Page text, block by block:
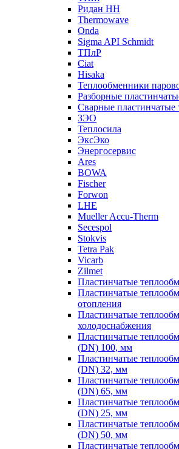
Ридан НН
Thermowave
Onda
Sigma API Schmidt
ТПлР
Ciat
Hisaka
Теплообменники
Разборные
Сварные пластинчатые
ЗЭО
Теплосила
ЭксЭко
Энергосервис
Ares
BOWA
Fischer
Forwon
LHE
Mueller Accu-Therm
Secespol
Stokvis
Tetra Pak
Vicarb
Zilmet
Пластинчатые
Пластинчатые
отопления
Пластинчатые
холодоснабжения
Пластинчатые
(DN) 100, мм
Пластинчатые
(DN) 32, мм
Пластинчатые
(DN) 65, мм
Пластинчатые
(DN) 25, мм
Пластинчатые
(DN) 50, мм
Пластинчатые